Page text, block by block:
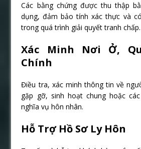
Các bằng chứng được thu thập
dụng, đảm bảo tính xác thực và
trong quá trình giải quyết tranh chấp.
Xác Minh Nơi Ở,
Chính
Điều tra, xác minh thông tin về
gặp gỡ, sinh hoạt chung hoặc
nghĩa vụ hôn nhân.
Hỗ Trợ Hồ Sơ Ly Hôn